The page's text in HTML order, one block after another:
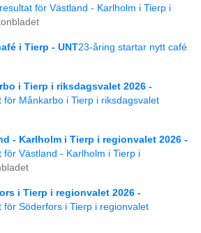
för Västland - Karlholm i Tierp i
i Tierp - UNT23-åring startar nytt café
i Tierp i riksdagsvalet 2026 -
för Månkarbo i Tierp i riksdagsvalet
- Karlholm i Tierp i regionvalet 2026 -
för Västland - Karlholm i Tierp i
i Tierp i regionvalet 2026 -
för Söderfors i Tierp i regionvalet